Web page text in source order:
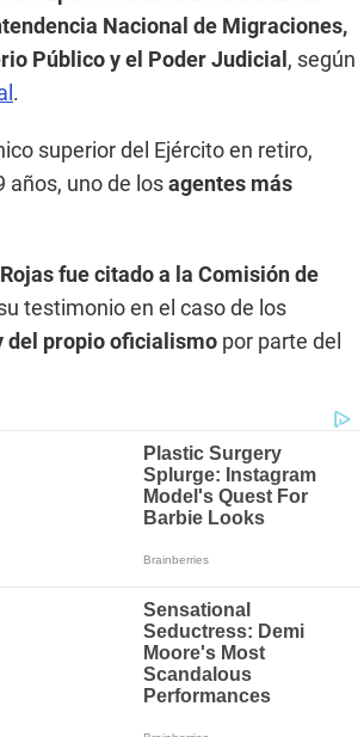
Nacional de Migraciones,
Público y el Poder Judicial , según
.
superior del Ejército en retiro,
años, uno de losagentes más
fue citado a la Comisión de
testimonio en el caso de los
del propio oficialismo por parte del